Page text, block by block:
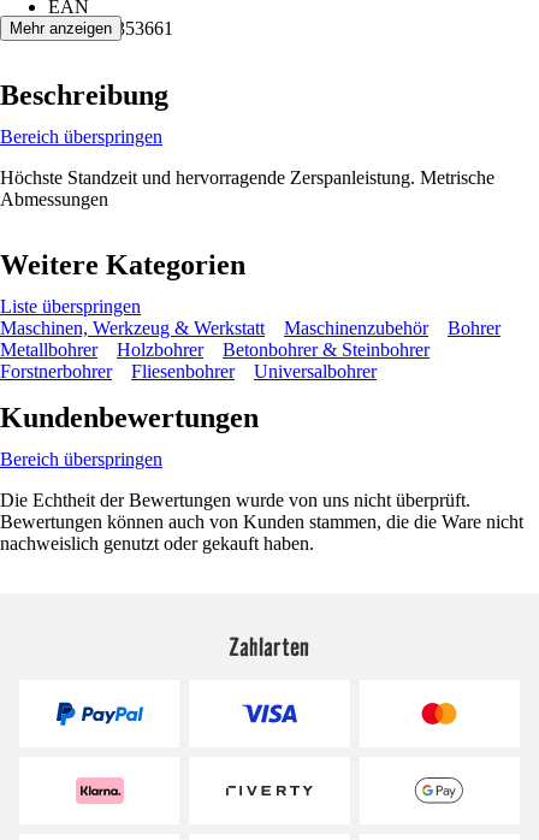
EAN
4014586353661
Mehr anzeigen
Beschreibung
Bereich überspringen
Höchste Standzeit und hervorragende Zerspanleistung. Metrische
Abmessungen
Weitere Kategorien
Liste überspringen
Maschinen, Werkzeug & Werkstatt
Maschinenzubehör
Bohrer
Metallbohrer
Holzbohrer
Betonbohrer & Steinbohrer
Forstnerbohrer
Fliesenbohrer Universalbohrer
Kundenbewertungen
Bereich überspringen
Die Echtheit der Bewertungen wurde von uns nicht überprüft.
Bewertungen können auch von Kunden stammen, die die Ware nicht
nachweislich genutzt oder gekauft haben.
Zahlarten